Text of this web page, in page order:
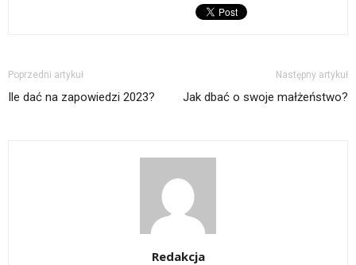
Poprzedni artykuł
Ile dać na zapowiedzi 2023?
Następny artykuł
Jak dbać o swoje małżeństwo?
Redakcja